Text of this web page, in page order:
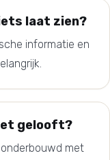
laat zien?
informatie en
gelooft?
met